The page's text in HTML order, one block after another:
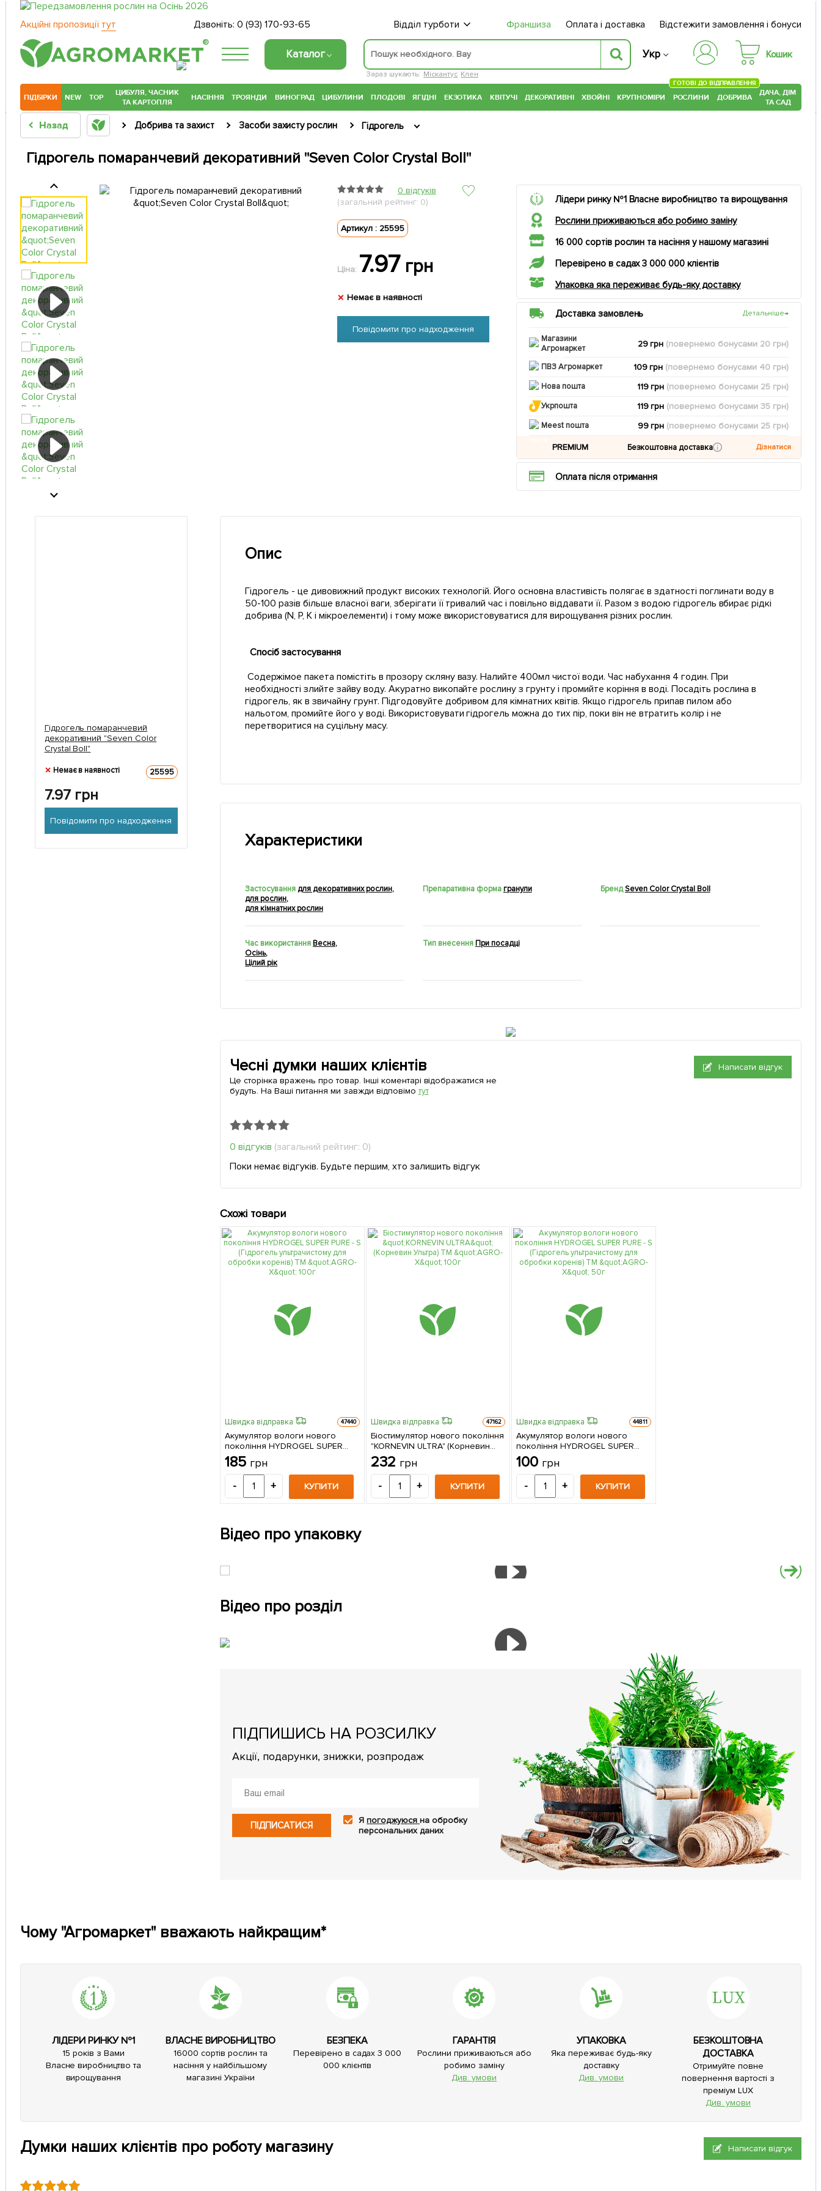
Акційні пропозиції тут Дзвоніть: 0 (93) 170-93-65 Відділ турботи Франшиза Оплата і доставка Відстежити замовлення і бонуси
®
Каталог
Зараз шукають: Міскантус Клен
Укр Кошик
ПІДБІРКИ NEW TOP
ЦИБУЛЯ, ЧАСНИК
ТА КАРТОПЛЯ
НАСІННЯ ТРОЯНДИ ВИНОГРАД ЦИБУЛИНИ ПЛОДОВІ ЯГІДНІ ЕКЗОТИКА КВІТУЧІ ДЕКОРАТИВНІ ХВОЙНІ КРУПНОМІРИ РОСЛИНИ
ГОТОВІ ДО ВІДПРАВЛЕННЯ
ДОБРИВА
ДАЧА, ДІМ
ТА САД
Назад Добрива та захист Засоби захисту рослин Гідрогель
Гідрогель помаранчевий декоративний "Seven Color Crystal Boll"
0 відгуків
(загальний рейтинг: 0)
Артикул : 25595
Ціна: 7.97 грн
Немає в наявності
Повідомити про надходження
Лідери ринку №1 Власне виробництво та вирощування
Рослини приживаються або робимо заміну
16 000 сортів рослин та насіння у нашому магазині
Перевірено в садах 3 000 000 клієнтів
Упаковка яка переживає будь-яку доставку
Доставка замовлень Детальніше→
Магазини
Агромаркет
29 грн (повернемо бонусами 20 грн)
ПВЗ Агромаркет 109 грн (повернемо бонусами 40 грн)
Нова пошта 119 грн (повернемо бонусами 25 грн)
Укрпошта 119 грн (повернемо бонусами35 грн)
Meest пошта 99 грн (повернемо бонусами 25 грн)
PREMIUM Безкоштовна доставка Дізнатися
Оплата після отримання
Гідрогель помаранчевий
декоративний "Seven Color
Crystal Boll"
Немає в наявності 25595
7.97грн
Повідомити про надходження
Опис
Гідрогель - це дивовижний продукт високих технологій. Його основна властивість полягає в здатності поглинати воду в
50-100 разів більше власної ваги, зберігати її тривалий час і повільно віддавати її. Разом з водою гідрогель вбирає рідкі
добрива (N, P, K і мікроелементи) і тому може використовуватися для вирощування різних рослин.
Спосіб застосування
Cодержімое пакета помістіть в прозору скляну вазу. Налийте 400мл чистої води. Час набухання 4 годин. При
необхідності злийте зайву воду. Акуратно викопайте рослину з грунту і промийте коріння в воді. Посадіть рослина в
гідрогель, як в звичайну грунт. Підгодовуйте добривом для кімнатних квітів. Якщо гідрогель припав пилом або
нальотом, промийте його у воді. Використовувати гідрогель можна до тих пір, поки він не втратить колір і не
перетворитися на суцільну масу.
Характеристики
Застосуваннядля декоративних рослин,
для рослин,
для кімнатних рослин
Препаративна формагранули БрендSeven Color Crystal Boll
Час використання Весна,
Осінь,
Цілий рік
Тип внесення При посадці
Чесні думки наших клієнтів
Написати відгук
Це сторінка вражень про товар. Інші коментарі відображатися не
будуть. На Ваші питання ми завжди відповімо тут
0 відгуків (загальний рейтинг: 0)
Поки немає відгуків. Будьте першим, хто залишить відгук
Схожі товари
Швидка відправка 47440
Акумулятор вологи нового
покоління HYDROGEL SUPER
PURE - S (Гідрогель
ультрачистому для обробки
коренів) ТМ "AGRO-X" 100г
185 грн
- + КУПИТИ
Швидка відправка 47162
Біостимулятор нового покоління
"KORNEVIN ULTRA" (Корневин
Ультра) ТМ "AGRO-X" 100г
232 грн
- + КУПИТИ
Швидка відправка 44811
Акумулятор вологи нового
покоління HYDROGEL SUPER
PURE - S (Гідрогель
ультрачистому для обробки
коренів) ТМ "AGRO-X" 50г
100 грн
- + КУПИТИ
Відео про упаковку
Відео про розділ
ПІДПИШИСЬ НА РОЗСИЛКУ
Акції, подарунки, знижки, розпродаж
ПІДПИСАТИСЯ Япогоджуюсяна обробку
персональних даних
Чому "Агромаркет" вважають найкращим*
ЛІДЕРИ РИНКУ №1
15 років з Вами
Власне виробництво та
вирощування
ВЛАСНЕ ВИРОБНИЦТВО
16000 сортів рослин та
насіння у найбільшому
магазині України
БЕЗПЕКА
Перевірено в садах 3 000
000 клієнтів
ГАРАНТІЯ
Рослини приживаються або
робимо заміну
Див. умови
УПАКОВКА
Яка переживає будь-яку
доставку
Див. умови
БЕЗКОШТОВНА
ДОСТАВКА
Отримуйте повне
повернення вартості з
преміум LUX
Див. умови
Думки наших клієнтів про роботу магазину Написати відгук